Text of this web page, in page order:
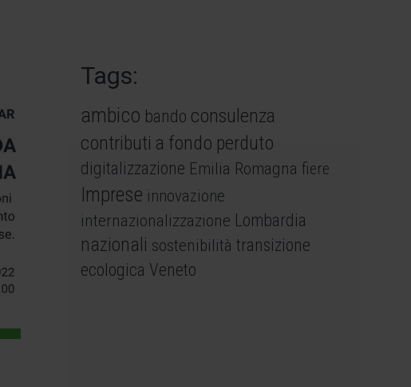
Tags:
ambico bando consulenza
contributi a fondo perduto
digitalizzazione Emilia Romagna fiere
Imprese innovazione
internazionalizzazione Lombardia
nazionali sostenibilità transizione
ecologica Veneto